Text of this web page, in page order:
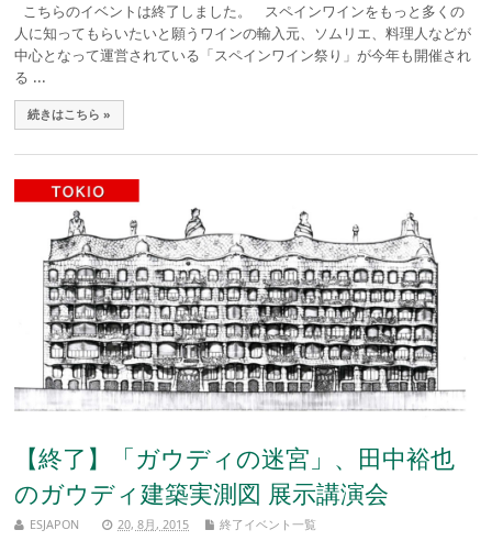
こちらのイベントは終了しました。 スペインワインをもっと多くの
人に知ってもらいたいと願うワインの輸入元、ソムリエ、料理人などが
中心となって運営されている「スペインワイン祭り」が今年も開催され
る ...
続きはこちら »
【終了】「ガウディの迷宮」、田中裕也
のガウディ建築実測図 展示講演会
ESJAPON 20, 8月, 2015 終了イベント一覧